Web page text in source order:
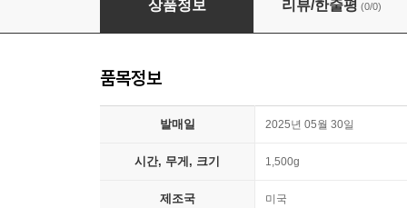
상품정보 리뷰/한줄평 (0/0)
품목정보
발매일 2025년 05월 30일
시간, 무게, 크기 1,500g
제조국 미국